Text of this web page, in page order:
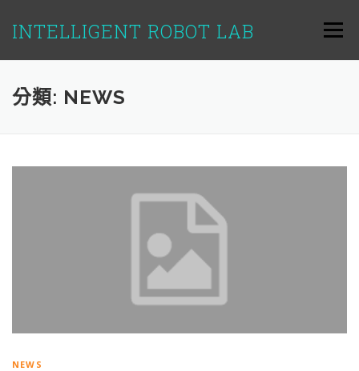
INTELLIGENT ROBOT LAB 選單
分類: NEWS
NEWS